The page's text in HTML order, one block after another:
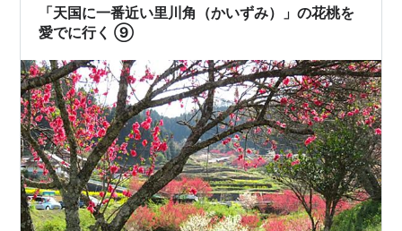
「天国に一番近い里川角（かいずみ）」の花桃を
愛でに行く ⑨